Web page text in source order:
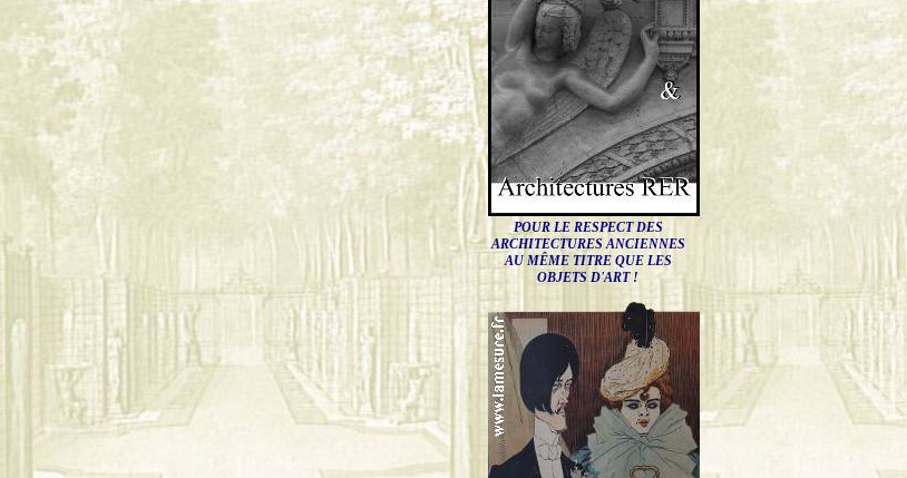
POUR LE RESPECT DES
ARCHITECTURES ANCIENNES
AU MÊME TITRE QUE LES
OBJETS D'ART !